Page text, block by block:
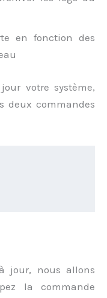
en fonction des
votre système,
deux commandes
jour, nous allons
la commande